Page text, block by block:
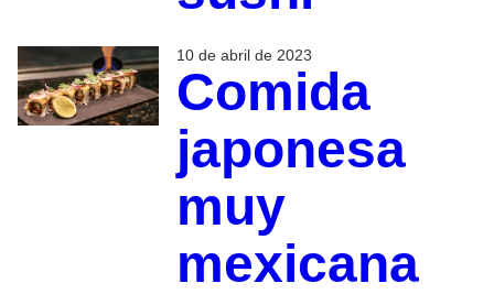
10 de abril de 2023
Comida
japonesa
muy
mexicana